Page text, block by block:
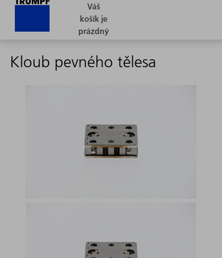
Kloub pevného tělesa